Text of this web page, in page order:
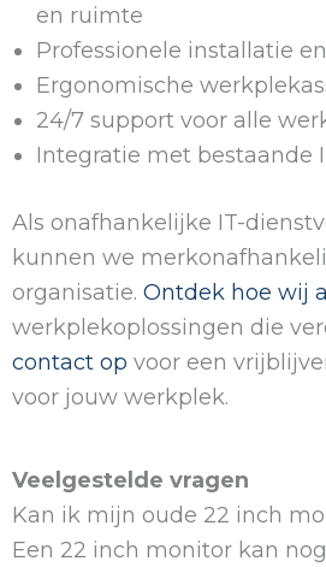
en ruimte
Professionele installatie
Ergonomische
24/7 support voor alle
Integratie met bestaande
Als onafhankelijke IT-
kunnen we
organisatie. Ontdek hoe wij
werkplekoplossingen die
contact op voor een
voor jouw werkplek.
Veelgestelde vragen
Kan ik mijn oude 22 inch
Een 22 inch monitor kan